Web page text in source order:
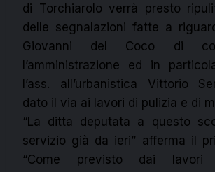
di Torchiarolo verrà presto
delle segnalazioni fatte a
Giovanni del Coco di
l’amministrazione ed in
l’ass. all’urbanistica Vittorio
dato il via ai lavori di pulizia e di
“La ditta deputata a questo
servizio già da ieri” afferma il
“Come previsto dai lavori